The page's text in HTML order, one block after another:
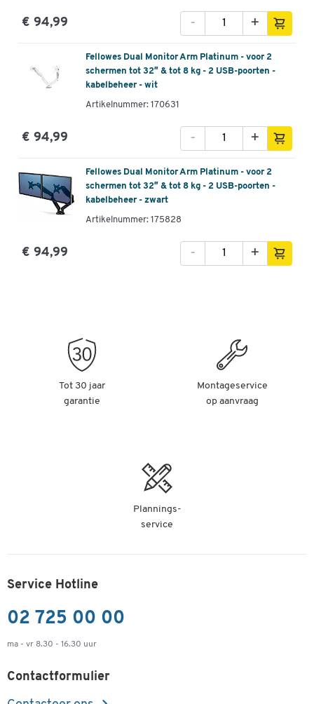
€ 94,99 +
-
Fellowes Dual Monitor Arm Platinum - voor 2
schermen tot 32″ & tot 8 kg - 2 USB-poorten -
kabelbeheer - wit
Artikelnummer: 170631
€ 94,99 +
-
Fellowes Dual Monitor Arm Platinum - voor 2
schermen tot 32″ & tot 8 kg - 2 USB-poorten -
kabelbeheer - zwart
Artikelnummer: 175828
€ 94,99 +
-
Tot 30 jaar
garantie
Montageservice
op aanvraag
Plannings-
service
Service Hotline
02 725 00 00
ma - vr 8.30 - 16.30 uur
Contactformulier